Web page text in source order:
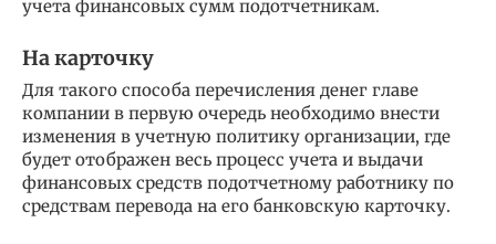
учета финансовых сумм подотчетникам.
На карточку
Для такого способа перечисления денег главе
компании в первую очередь необходимо внести
изменения в учетную политику организации, где
будет отображен весь процесс учета и выдачи
финансовых средств подотчетному работнику по
средствам перевода на его банковскую карточку.